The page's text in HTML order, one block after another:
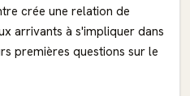
crée une relation de
arrivants à s'impliquer dans
premières questions sur le